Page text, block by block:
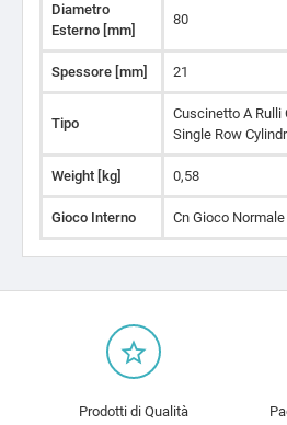
Diametro
Esterno [mm]
80
Spessore [mm] 21
Tipo
Cuscinetto A Rulli
Single Row
Weight [kg] 0,58
Gioco Interno Cn Gioco
star_border
Prodotti di Qualità